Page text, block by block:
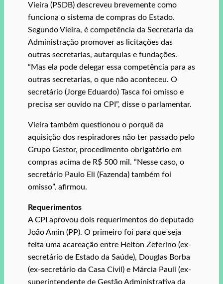
Vieira (PSDB) descreveu brevemente como
funciona o sistema de compras do Estado.
Segundo Vieira, é competência da Secretaria da
Administração promover as licitações das
outras secretarias, autarquias e fundações.
“Mas ela pode delegar essa competência para as
outras secretarias, o que não aconteceu. O
secretário (Jorge Eduardo) Tasca foi omisso e
precisa ser ouvido na CPI”, disse o parlamentar.
Vieira também questionou o porquê da
aquisição dos respiradores não ter passado pelo
Grupo Gestor, procedimento obrigatório em
compras acima de R$ 500 mil. “Nesse caso, o
secretário Paulo Eli (Fazenda) também foi
omisso”, afirmou.
Requerimentos
A CPI aprovou dois requerimentos do deputado
João Amin (PP). O primeiro foi para que seja
feita uma acareação entre Helton Zeferino (ex-
secretário de Estado da Saúde), Douglas Borba
(ex-secretário da Casa Civil) e Márcia Pauli (ex-
superintendente de Gestão Administrativa da